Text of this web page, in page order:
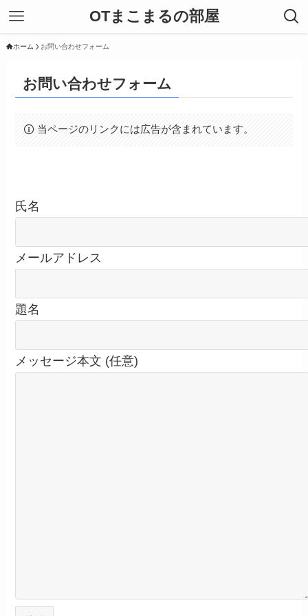
OTまこまるの部屋
ホーム お問い合わせフォーム
お問い合わせフォーム
当ページのリンクには広告が含まれています。
氏名
メールアドレス
題名
メッセージ本文 (任意)